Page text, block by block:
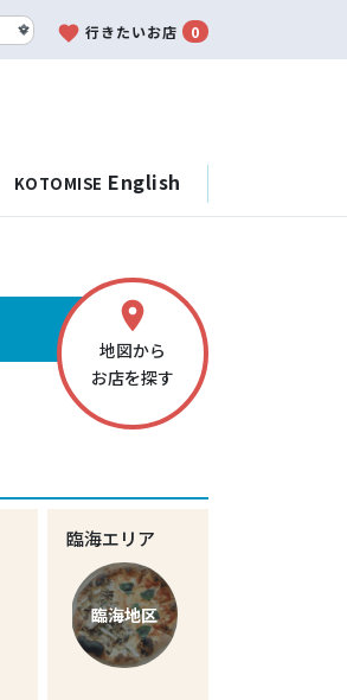
favorite 行きたいお店 0
KOTOMISE English
place
地図から
お店を探す
臨海エリア
臨海地区